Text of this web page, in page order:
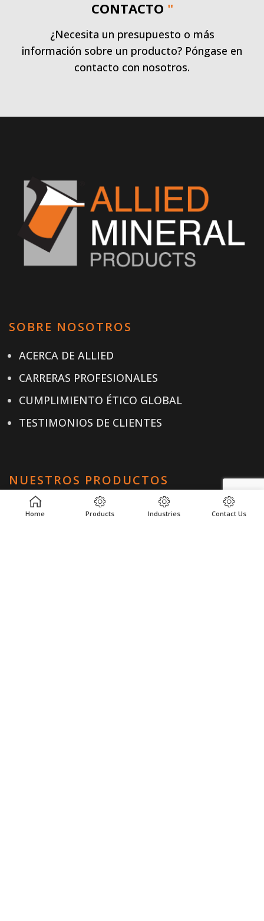
CONTACTO "
¿Necesita un presupuesto o más
información sobre un producto? Póngase en
contacto con nosotros.
SOBRE NOSOTROS
ACERCA DE ALLIED
CARRERAS PROFESIONALES
CUMPLIMIENTO ÉTICO GLOBAL
TESTIMONIOS DE CLIENTES
NUESTROS PRODUCTOS
PRODUCTOS
Home Products Industries Contact Us